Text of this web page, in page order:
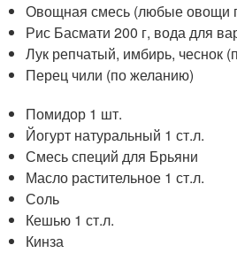
Овощная смесь (любые овощи
Рис Басмати 200 г, вода для
Лук репчатый, имбирь, чеснок
Перец чили (по желанию)
Помидор 1 шт.
Йогурт натуральный 1 ст.л.
Смесь специй для Брьяни
Масло растительное 1 ст.л.
Соль
Кешью 1 ст.л.
Кинза